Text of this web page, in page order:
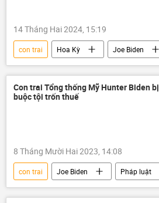
14 Tháng Hai 2024, 15:19
con trai Hoa Kỳ
Joe Biden
Thế giới
ma túy
Con trai Tổng thống Mỹ Hunter Biden bị
buộc tội trốn thuế
8 Tháng Mười Hai 2023, 14:08
con trai Joe Biden
Pháp luật
trốn thuế
Thế giới